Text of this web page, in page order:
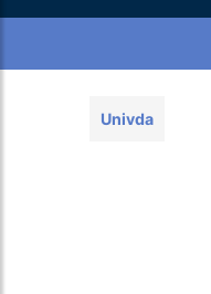
Univda